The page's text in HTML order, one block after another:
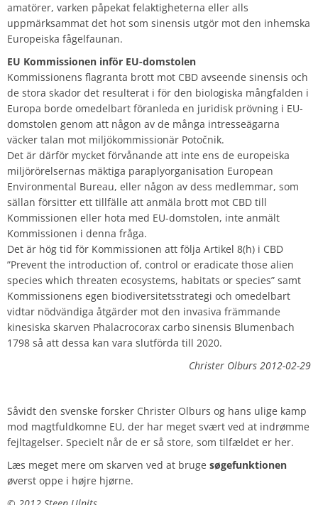
amatörer, varken påpekat felaktigheterna eller alls
uppmärksammat det hot som sinensis utgör mot den inhemska
Europeiska fågelfaunan.
EU Kommissionen inför EU-domstolen
Kommissionens flagranta brott mot CBD avseende sinensis och
de stora skador det resulterat i för den biologiska mångfalden i
Europa borde omedelbart föranleda en juridisk prövning i EU-
domstolen genom att någon av de många intresseägarna
väcker talan mot miljökommissionär Potočnik.
Det är därför mycket förvånande att inte ens de europeiska
miljörörelsernas mäktiga paraplyorganisation European
Environmental Bureau, eller någon av dess medlemmar, som
sällan försitter ett tillfälle att anmäla brott mot CBD till
Kommissionen eller hota med EU-domstolen, inte anmält
Kommissionen i denna fråga.
Det är hög tid för Kommissionen att följa Artikel 8(h) i CBD
”Prevent the introduction of, control or eradicate those alien
species which threaten ecosystems, habitats or species” samt
Kommissionens egen biodiversitetsstrategi och omedelbart
vidtar nödvändiga åtgärder mot den invasiva främmande
kinesiska skarven Phalacrocorax carbo sinensis Blumenbach
1798 så att dessa kan vara slutförda till 2020.
Christer Olburs 2012-02-29
Såvidt den svenske forsker Christer Olburs og hans ulige kamp
mod magtfuldkomne EU, der har meget svært ved at indrømme
fejltagelser. Specielt når de er så store, som tilfældet er her.
Læs meget mere om skarven ved at bruge søgefunktionen
øverst oppe i højre hjørne.